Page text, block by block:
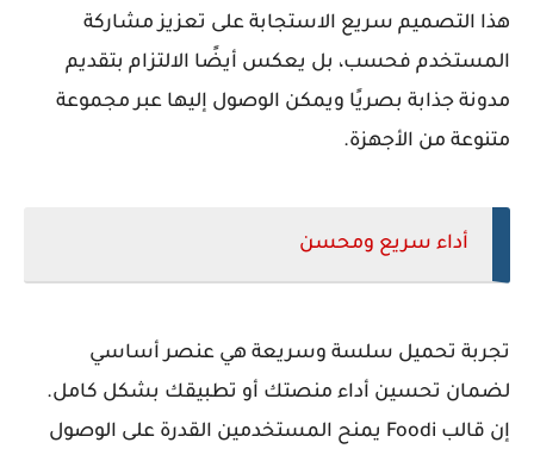
هذا التصميم سريع الاستجابة على تعزيز مشاركة
المستخدم فحسب، بل يعكس أيضًا الالتزام بتقديم
مدونة جذابة بصريًا ويمكن الوصول إليها عبر مجموعة
متنوعة من الأجهزة.
أداء سريع ومحسن
تجربة تحميل سلسة وسريعة هي عنصر أساسي
لضمان تحسين أداء منصتك أو تطبيقك بشكل كامل.
إن قالب Foodi يمنح المستخدمين القدرة على الوصول